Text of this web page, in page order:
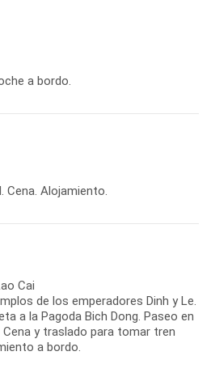
a bordo.
Cena. Alojamiento.
Cai
de los emperadores Dinh y Le.
a la Pagoda Bich Dong. Paseo en
Cena y traslado para tomar tren
a bordo.